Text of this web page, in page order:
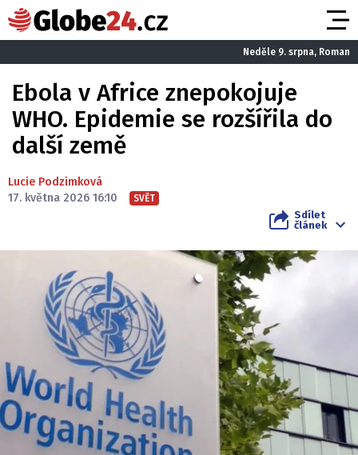
Neděle 9. srpna, Roman
Ebola v Africe znepokojuje
WHO. Epidemie se rozšířila do
další země
Lucie Podzimková
17. května 2026 16:10
SVĚT
Sdílet
článek